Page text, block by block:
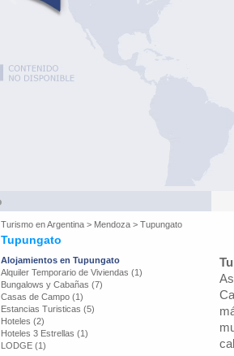
Turismo enArgentina > Mendoza > Tupungato
Tupungato
Alojamientos en Tupungato
Alquiler Temporario de Viviendas (1)
Bungalows y Cabañas (7)
Casas de Campo (1)
Estancias Turisticas (5)
Hoteles (2)
Hoteles 3 Estrellas (1)
LODGE (1)